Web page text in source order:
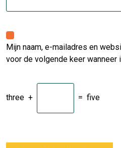
Mijn naam, e-mailadres en
voor de volgende keer wanneer
three + = five